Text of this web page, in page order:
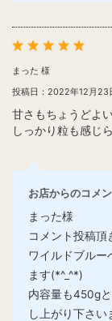
まった 様
投稿日：2022年12月23
甘さもちょうどよい
しっかり粒も感じ
お店からのコメ
まった様
コメント投稿頂
ワイルドブル
ます(*^_^*)
内容量も450g
し上がり下さい